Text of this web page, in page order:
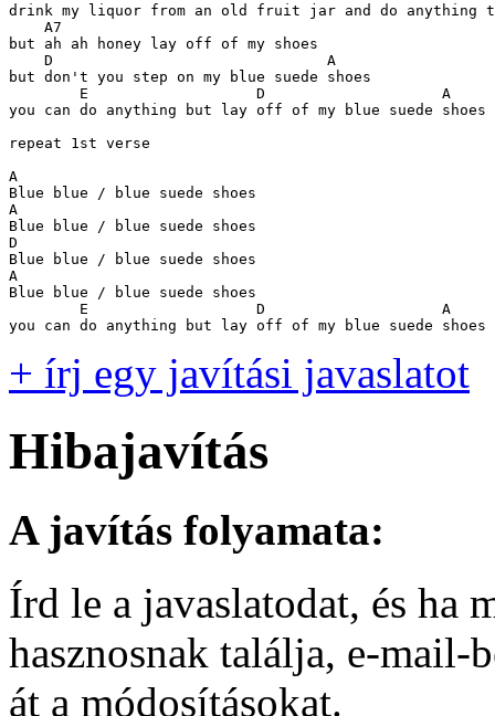
drink my liquor from an old fruit jar and do anything
    A7
but ah ah honey lay off of my shoes
    D                               A
but don't you step on my blue suede shoes
        E                   D                    A
you can do anything but lay off of my blue suede shoes
repeat 1st verse
A
Blue blue / blue suede shoes
A
Blue blue / blue suede shoes
D
Blue blue / blue suede shoes
A
Blue blue / blue suede shoes
        E                   D                    A
you can do anything but lay off of my blue suede shoes
+ írj egy javítási javaslatot
Hibajavítás
A javítás folyamata:
Írd le a javaslatodat, és ha
hasznosnak találja, e-mail-
át a módosításokat.